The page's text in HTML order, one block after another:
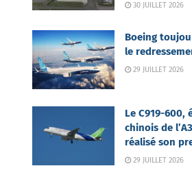
30 JUILLET 2026
Boeing
le
29 JUILLET 2026
Le C919-600,
chinois de
réalisé son
29 JUILLET 2026